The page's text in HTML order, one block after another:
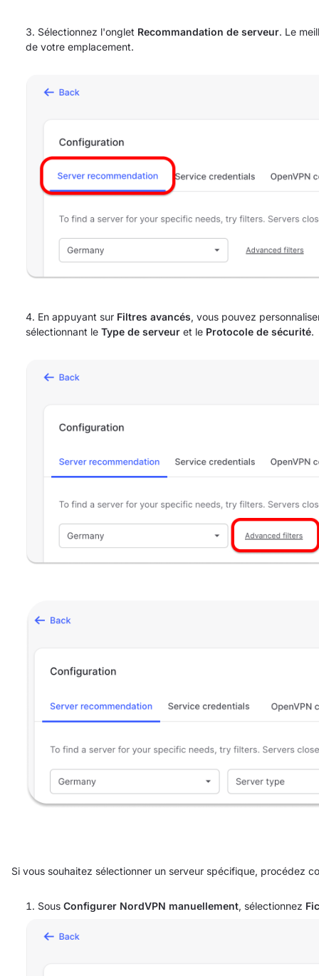
Sélectionnez l'onglet Recommandation de serveur. Le
de votre emplacement.
En appuyant sur Filtres avancés, vous pouvez
sélectionnant le Type de serveur et le Protocole de sécurité.
Si vous souhaitez sélectionner un serveur spécifique, procédez
Sous Configurer NordVPN manuellement, sélectionnez